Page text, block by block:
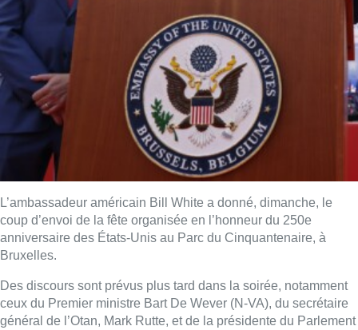
L’ambassadeur américain Bill White a donné, dimanche, le
coup d’envoi de la fête organisée en l’honneur du 250e
anniversaire des États-Unis au Parc du Cinquantenaire, à
Bruxelles.
Des discours sont prévus plus tard dans la soirée, notamment
ceux du Premier ministre Bart De Wever (N-VA), du secrétaire
général de l’Otan, Mark Rutte, et de la présidente du Parlement